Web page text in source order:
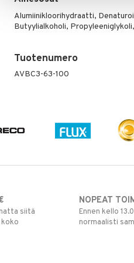
Alumiinikloorihydraatti,
Butyylialkoholi,
Tuotenumero
AVBC3-63-100
siitä
NOPEAT
Ennen kello
normaalisti